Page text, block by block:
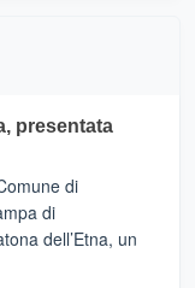
presentata
di
di
dell’Etna, un